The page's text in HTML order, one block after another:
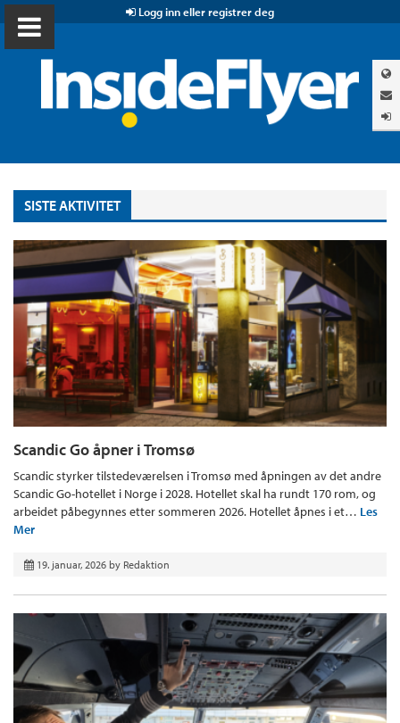
Logg inn eller registrer deg
SISTE AKTIVITET
Scandic Go åpner i Tromsø
Scandic styrker tilstedeværelsen i Tromsø med åpningen av det andre
Scandic Go-hotellet i Norge i 2028. Hotellet skal ha rundt 170 rom, og
arbeidet påbegynnes etter sommeren 2026. Hotellet åpnes i et… Les
Mer
19. januar, 2026 by Redaktion